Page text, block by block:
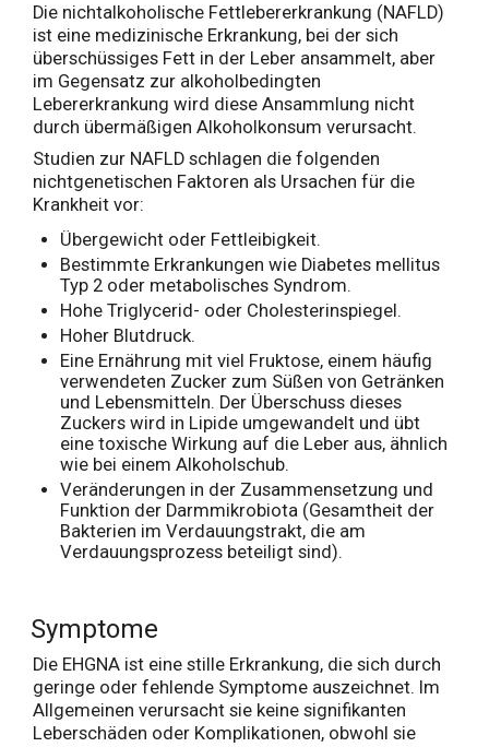
Die nichtalkoholische Fettlebererkrankung (NAFLD)
ist eine medizinische Erkrankung, bei der sich
überschüssiges Fett in der Leber ansammelt, aber
im Gegensatz zur alkoholbedingten
Lebererkrankung wird diese Ansammlung nicht
durch übermäßigen Alkoholkonsum verursacht.
Studien zur NAFLD schlagen die folgenden
nichtgenetischen Faktoren als Ursachen für die
Krankheit vor:
Übergewicht oder Fettleibigkeit.
Bestimmte Erkrankungen wie Diabetes mellitus
Typ 2 oder metabolisches Syndrom.
Hohe Triglycerid- oder Cholesterinspiegel.
Hoher Blutdruck.
Eine Ernährung mit viel Fruktose, einem häufig
verwendeten Zucker zum Süßen von Getränken
und Lebensmitteln. Der Überschuss dieses
Zuckers wird in Lipide umgewandelt und übt
eine toxische Wirkung auf die Leber aus, ähnlich
wie bei einem Alkoholschub.
Veränderungen in der Zusammensetzung und
Funktion der Darmmikrobiota (Gesamtheit der
Bakterien im Verdauungstrakt, die am
Verdauungsprozess beteiligt sind).
Symptome
Die EHGNA ist eine stille Erkrankung, die sich durch
geringe oder fehlende Symptome auszeichnet. Im
Allgemeinen verursacht sie keine signifikanten
Leberschäden oder Komplikationen, obwohl sie